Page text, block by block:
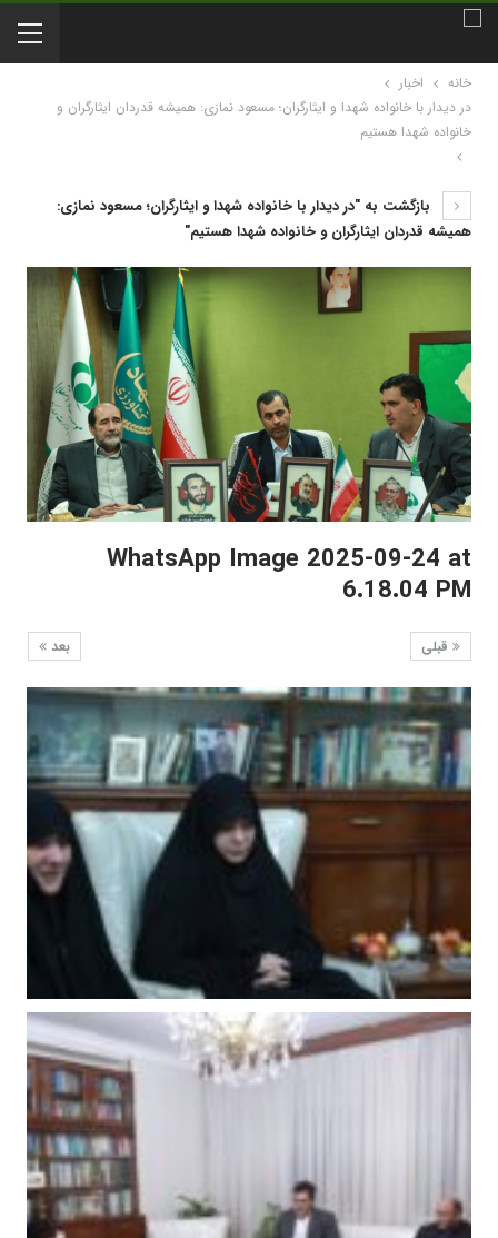
خانه
اخبار
در دیدار با خانواده شهدا و ایثارگران؛ مسعود نمازی: همیشه قدردان ایثارگران و
خانواده شهدا هستیم
بازگشت به "در دیدار با خانواده شهدا و ایثارگران؛ مسعود نمازی:
همیشه قدردان ایثارگران و خانواده شهدا هستیم"
WhatsApp Image 2025-09-24 at
6.18.04 PM
بعد قبلی